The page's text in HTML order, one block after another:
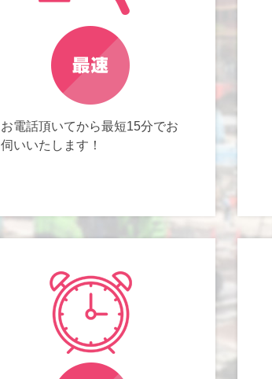
お電話頂いてから最短15分でお
伺いいたします！